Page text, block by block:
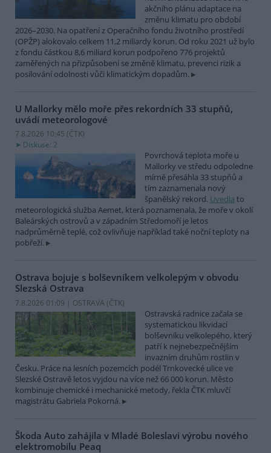
akčního plánu adaptace na
změnu klimatu pro období
2026–2030. Na opatření z Operačního fondu životního prostředí
(OPŽP) alokovalo celkem 11,2 miliardy korun. Od roku 2021 už bylo
z fondu částkou 8,6 miliard korun podpořeno 776 projektů
zaměřených na přizpůsobení se změně klimatu, prevenci rizik a
posilování odolnosti vůči klimatickým dopadům.
U Mallorky mělo moře přes rekordních 33 stupňů,
uvádí meteorologové
7.8.2026 10:45 (ČTK)
Diskuse: 2
Povrchová teplota moře u
Mallorky ve středu odpoledne
mírně přesáhla 33 stupňů a
tím zaznamenala nový
španělský rekord. Uvedla to
meteorologická služba Aemet, která poznamenala, že moře v okolí
Baleárských ostrovů a v západním Středomoří je letos
nadprůměrně teplé, což ovlivňuje například také noční teploty na
pobřeží.
Ostrava bojuje s bolševníkem velkolepým v obvodu
Slezská Ostrava
7.8.2026 01:09 | OSTRAVA (ČTK)
Ostravská radnice začala se
systematickou likvidací
bolševníku velkolepého, který
patří k nejnebezpečnějším
invazním druhům rostlin v
Česku. Práce na lesních pozemcích podél Trnkovecké ulice ve
Slezské Ostravě letos vyjdou na více než 66 000 korun. Město
kombinuje chemické i mechanické metody, řekla ČTK mluvčí
magistrátu Gabriela Pokorná.
Škoda Auto zahájila v Mladé Boleslavi výrobu nového
elektromobilu Peaq